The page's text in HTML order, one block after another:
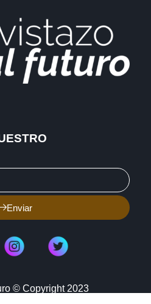
Enviar
© Copyright 2023